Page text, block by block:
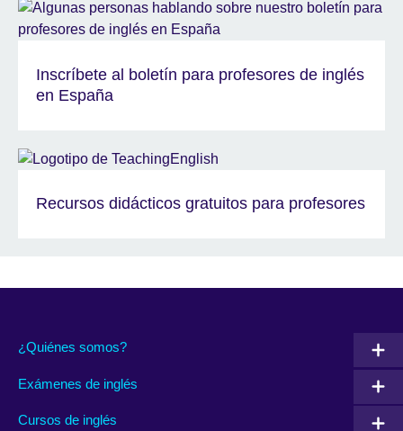
Inscríbete al boletín para profesores de inglés
en España
Recursos didácticos gratuitos para profesores
¿Quiénes somos?
Exámenes de inglés
Cursos de inglés